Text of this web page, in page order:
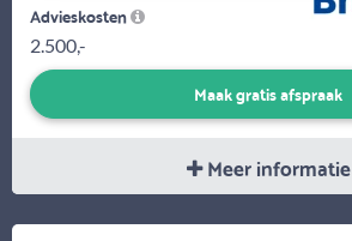
Advieskosten
2.500,-
Maak gratis afspraak
Meer informatie